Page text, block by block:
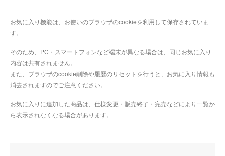
お気に入り機能は、お使いのブラウザのcookieを利用して保存されていま
す。
そのため、PC・スマートフォンなど端末が異なる場合は、同じお気に入り
内容は共有されません。
また、ブラウザのcookie削除や履歴のリセットを行うと、お気に入り情報も
消去されますのでご注意ください。
お気に入りに追加した商品は、仕様変更・販売終了・完売などにより一覧か
ら表示されなくなる場合があります。